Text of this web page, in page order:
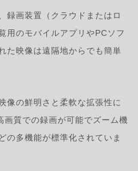
録画装置（クラウドまたはロ
用のモバイルアプリやPCソフ
た映像は遠隔地からでも簡単
像の鮮明さと柔軟な拡張性に
質での録画が可能でズーム機
の多機能が標準化されていま